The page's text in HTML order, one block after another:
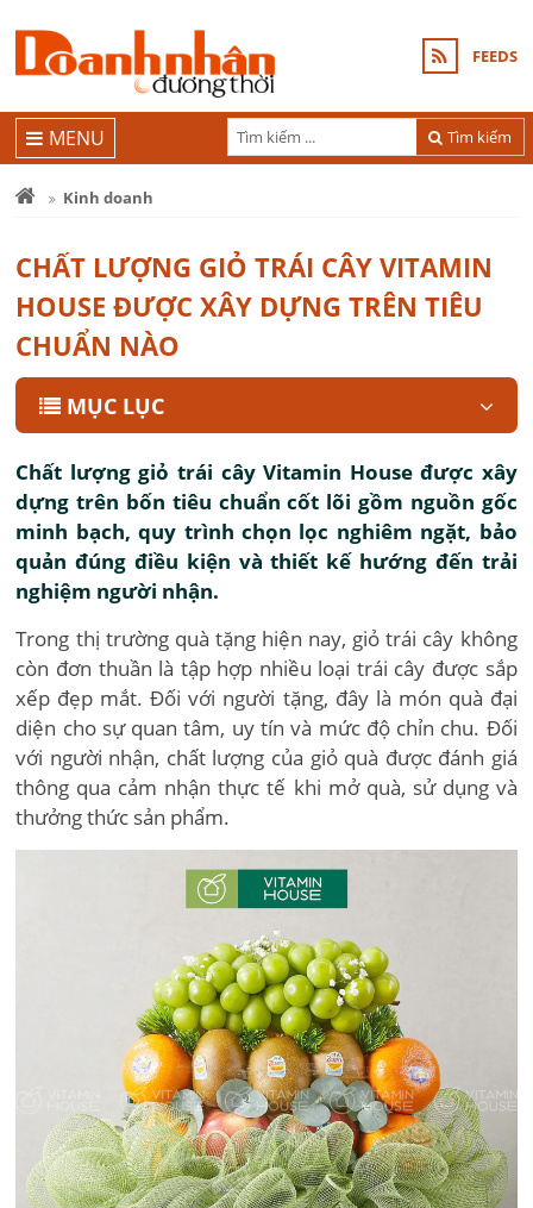
FEEDS
Tìm kiếm
MENU
Kinh doanh
CHẤT LƯỢNG GIỎ TRÁI CÂY VITAMIN
HOUSE ĐƯỢC XÂY DỰNG TRÊN TIÊU
CHUẨN NÀO
MỤC LỤC
Chất lượng giỏ trái cây Vitamin House được xây
dựng trên bốn tiêu chuẩn cốt lõi gồm nguồn gốc
minh bạch, quy trình chọn lọc nghiêm ngặt, bảo
quản đúng điều kiện và thiết kế hướng đến trải
nghiệm người nhận.
Trong thị trường quà tặng hiện nay, giỏ trái cây không
còn đơn thuần là tập hợp nhiều loại trái cây được sắp
xếp đẹp mắt. Đối với người tặng, đây là món quà đại
diện cho sự quan tâm, uy tín và mức độ chỉn chu. Đối
với người nhận, chất lượng của giỏ quà được đánh giá
thông qua cảm nhận thực tế khi mở quà, sử dụng và
thưởng thức sản phẩm.